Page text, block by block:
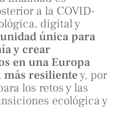
a la COVID-
digital y
única para
y crear
en una Europa
más resilientey, por
los retos y las
ecológica y